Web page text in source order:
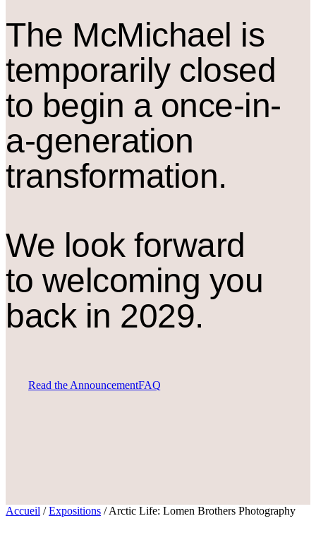
The McMichael is
temporarily closed
to begin a once-in-
a-generation
transformation.
We look forward
to welcoming you
back in 2029.
Read the AnnouncementFAQ
Accueil / Expositions / Arctic Life: Lomen Brothers Photography